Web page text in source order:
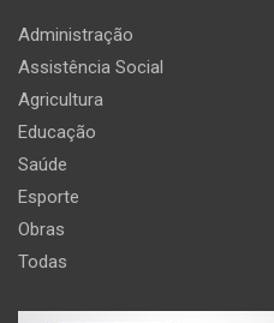
Administração
Assistência Social
Agricultura
Educação
Saúde
Esporte
Obras
Todas